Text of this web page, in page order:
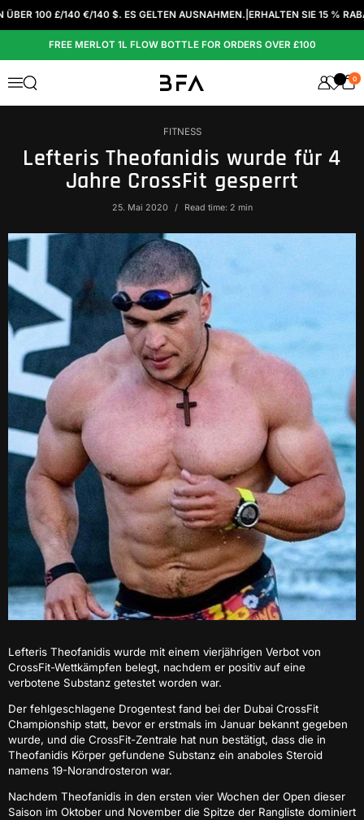
Zum Inhalt springen
100 £/140 €/140 $. ES GELTEN AUSNAHMEN.|ERHALTEN SIE 15 %
FREE MERLOT 1L FLOW BOTTLE FOR ORDERS OVER £100
Menü
Suche öffnen 0
FITNESS
Lefteris Theofanidis wurde für 4
Jahre CrossFit gesperrt
25. Mai 2020 Read time: 2 min
Lefteris Theofanidis wurde mit einem vierjährigen Verbot von
CrossFit-Wettkämpfen belegt, nachdem er positiv auf eine
verbotene Substanz getestet worden war.
Der fehlgeschlagene Drogentest fand bei der Dubai CrossFit
Championship statt, bevor er erstmals im Januar bekannt gegeben
wurde, und die CrossFit-Zentrale hat nun bestätigt, dass die in
Theofanidis Körper gefundene Substanz ein anaboles Steroid
namens 19-Norandrosteron war.
Nachdem Theofanidis in den ersten vier Wochen der Open dieser
Saison im Oktober und November die Spitze der Rangliste dominiert